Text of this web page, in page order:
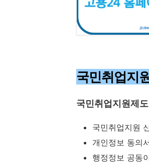
국민취업지
국민취업지원제
국민취업지원
개인정보 동의
행정정보 공동